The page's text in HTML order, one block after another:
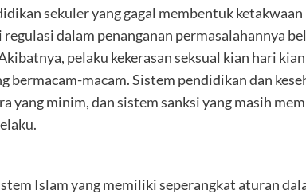
sekuler yang gagal membentuk
dalam penanganan permasalahannya
pelaku kekerasan seksual kian hari
bermacam-macam. Sistem pendidikan dan
yang minim, dan sistem sanksi yang masih
Islam yang memiliki seperangkat aturan